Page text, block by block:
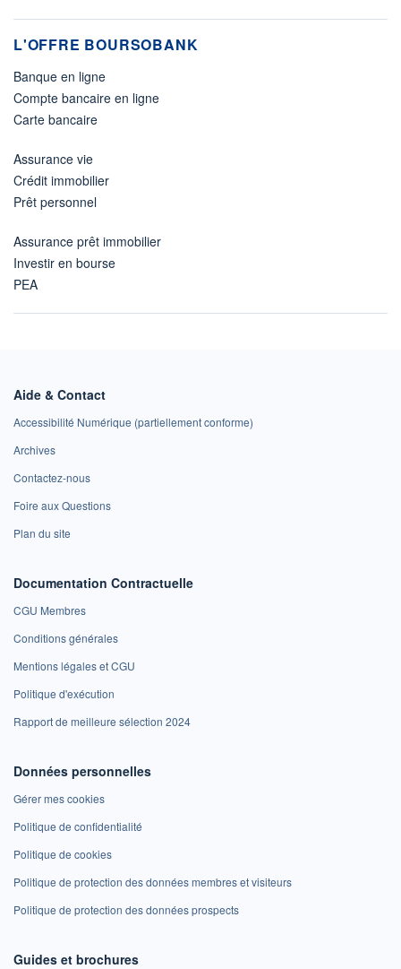
L'OFFRE BOURSOBANK
Banque en ligne
Compte bancaire en ligne
Carte bancaire
Assurance vie
Crédit immobilier
Prêt personnel
Assurance prêt immobilier
Investir en bourse
PEA
Aide & Contact
Accessibilité Numérique (partiellement conforme)
Archives
Contactez-nous
Foire aux Questions
Plan du site
Documentation Contractuelle
CGU Membres
Conditions générales
Mentions légales et CGU
Politique d'exécution
Rapport de meilleure sélection 2024
Données personnelles
Gérer mes cookies
Politique de confidentialité
Politique de cookies
Politique de protection des données membres et visiteurs
Politique de protection des données prospects
Guides et brochures